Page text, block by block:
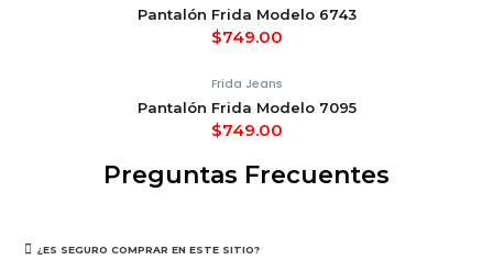
Pantalón Frida Modelo 6743
$749.00
Frida Jeans
Pantalón Frida Modelo 7095
$749.00
Preguntas Frecuentes
¿ES SEGURO COMPRAR EN ESTE SITIO?